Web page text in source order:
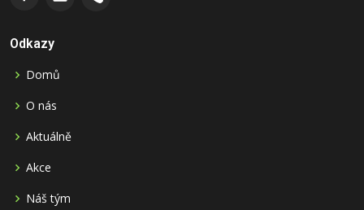
Odkazy
Domů
O nás
Aktuálně
Akce
Náš tým